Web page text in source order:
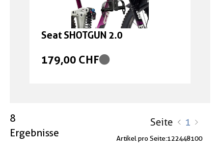
Seat SHOTGUN 2.0
179,00 CHF
8
Ergebnisse
Seite 1
Artikel pro Seite:122448100